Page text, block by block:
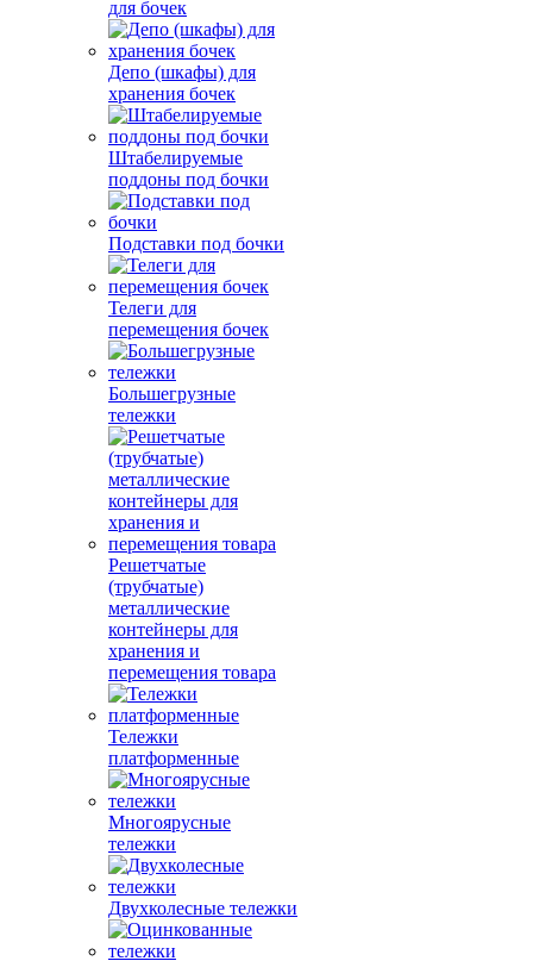
для бочек
Депо (шкафы) для
хранения бочек
Штабелируемые
поддоны под бочки
Подставки под бочки
Телеги для
перемещения бочек
Большегрузные
тележки
Решетчатые
(трубчатые)
металлические
контейнеры для
хранения и
перемещения товара
Тележки
платформенные
Многоярусные
тележки
Двухколесные тележки